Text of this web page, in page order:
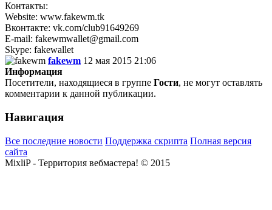
Контакты:
Website: www.fakewm.tk
Вконтакте: vk.com/club91649269
E-mail: fakewmwallet@gmail.com
Skype: fakewallet
fakewm 12 мая 2015 21:06
Информация
Посетители, находящиеся в группе Гости, не могут оставлять
комментарии к данной публикации.
Навигация
Все последние новости Поддержка скрипта Полная версия
сайта
MixliP - Территория вебмастера! © 2015